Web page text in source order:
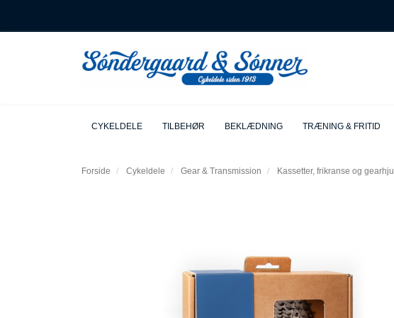
CYKELDELE TILBEHØR BEKLÆDNING TRÆNING & FRITID
Forside Cykeldele Gear & Transmission Kassetter, frikranse og gearhjul